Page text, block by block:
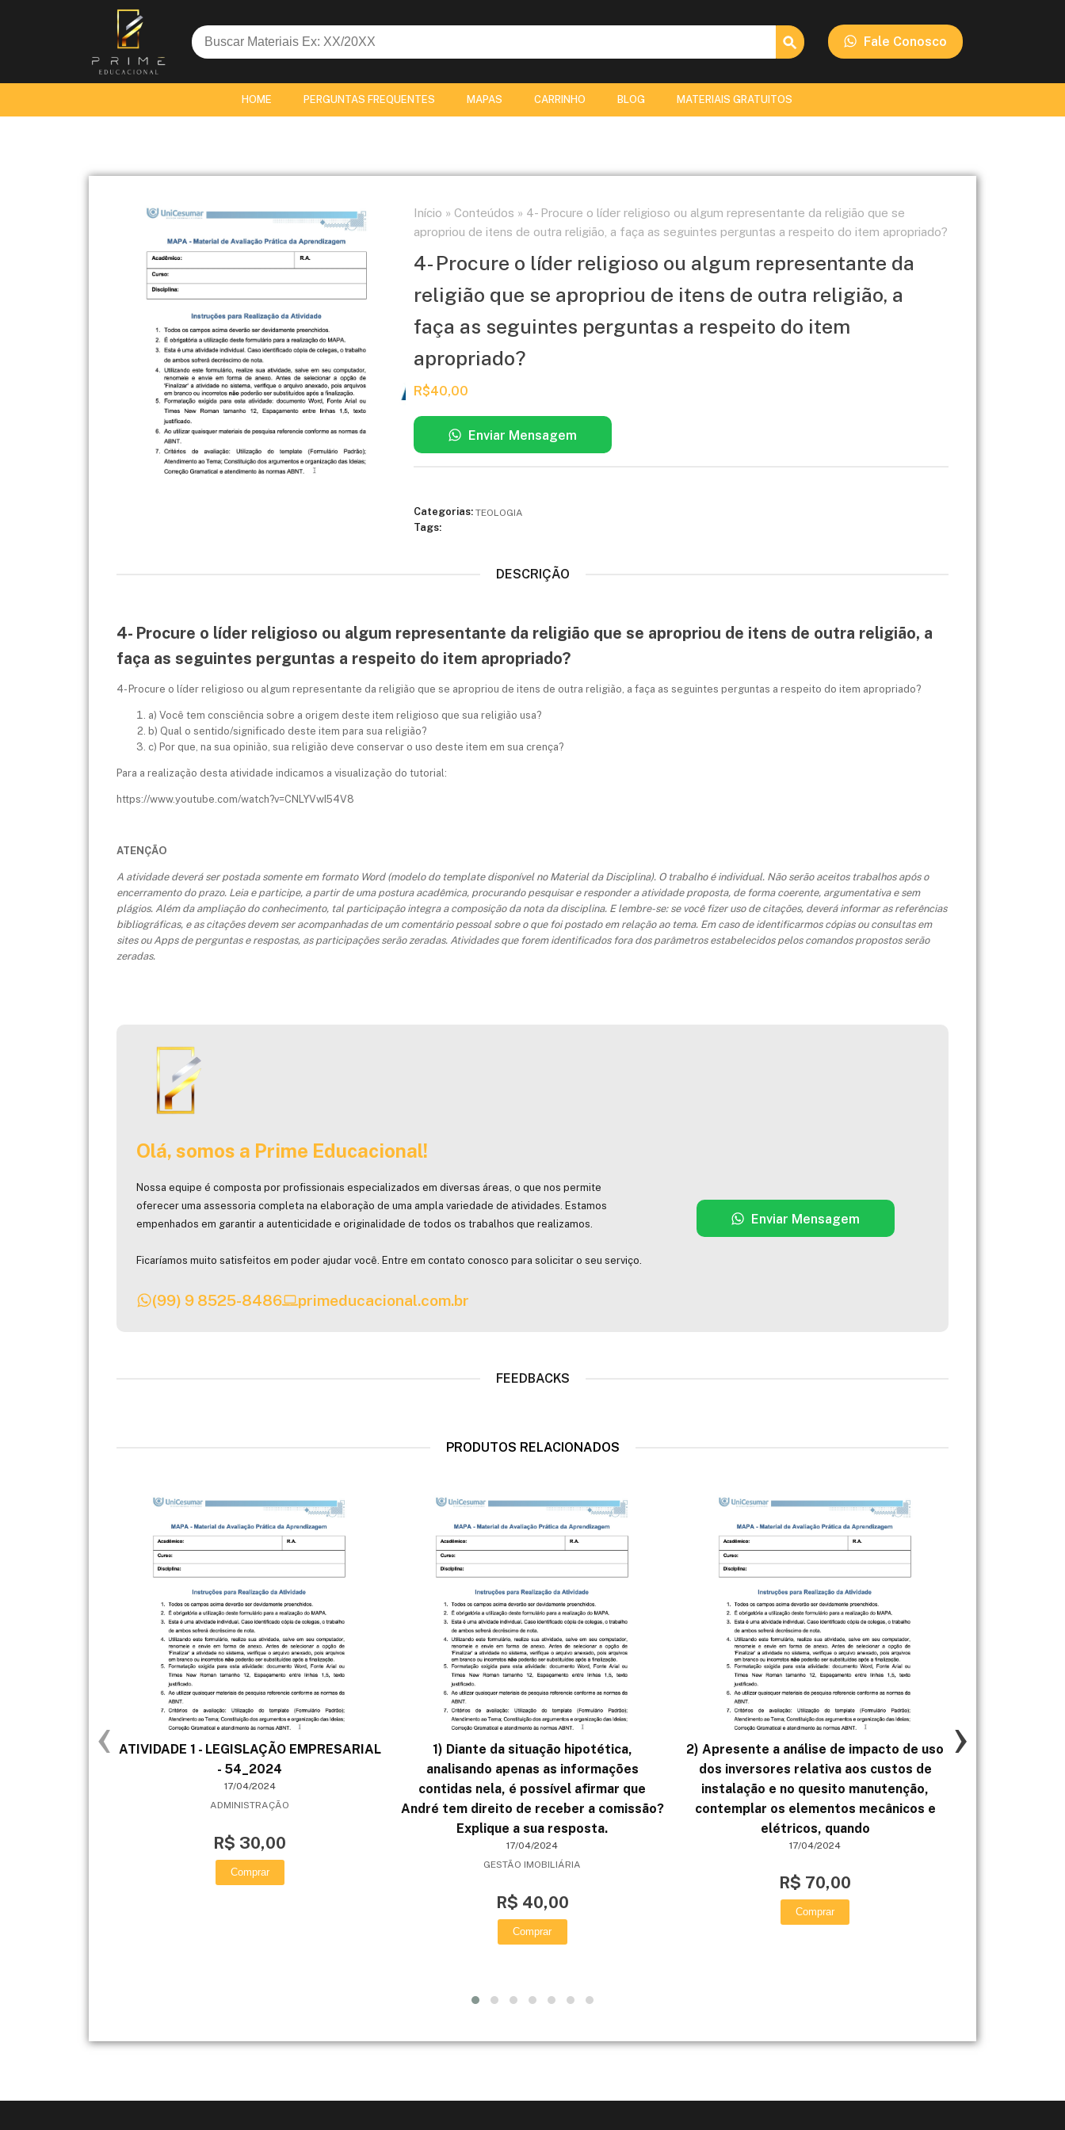
Search
for:
Search Button
Fale Conosco
HOME PERGUNTAS FREQUENTES MAPAS CARRINHO BLOG MATERIAIS GRATUITOS
Início » Conteúdos » 4- Procure o líder religioso ou algum representante da religião que se
apropriou de itens de outra religião, a faça as seguintes perguntas a respeito do item apropriado?
4- Procure o líder religioso ou algum representante da
religião que se apropriou de itens de outra religião, a
faça as seguintes perguntas a respeito do item
apropriado?
R$40,00
Enviar Mensagem
Categorias: TEOLOGIA
Tags:
DESCRIÇÃO
4- Procure o líder religioso ou algum representante da religião que se apropriou de itens de outra religião, a
faça as seguintes perguntas a respeito do item apropriado?
4- Procure o líder religioso ou algum representante da religião que se apropriou de itens de outra religião, a faça as seguintes perguntas a respeito do item apropriado?
a) Você tem consciência sobre a origem deste item religioso que sua religião usa?
b) Qual o sentido/significado deste item para sua religião?
c) Por que, na sua opinião, sua religião deve conservar o uso deste item em sua crença?
Para a realização desta atividade indicamos a visualização do tutorial:
https://www.youtube.com/watch?v=CNLYVwI54V8
ATENÇÃO
A atividade deverá ser postada somenteem formato Word (modelo do template disponível no Material da Disciplina). O trabalho é individual. Nãoserão aceitos trabalhos após o
encerramento do prazo. Leia e participe, a partir de uma postura acadêmica, procurando pesquisare respondera atividade proposta, de forma coerente, argumentativa e sem
plágios. Além da ampliação do conhecimento, tal participação integra a composição da nota da disciplina. E lembre-se: se você fizer uso de citações, deverá informar as referências
bibliográficas, e as citações devem ser acompanhadas de um comentário pessoal sobre o que foi postado em relação ao tema. Em caso de identificarmos cópias ou consultas em
sites ou Apps de perguntas e respostas, as participações serão zeradas. Atividades que forem identificados fora dos parâmetros estabelecidos pelos comandos propostos serão
zeradas.
Olá, somos a Prime Educacional!
Nossa equipe é composta por profissionais especializados em diversas áreas, o que nos permite
oferecer uma assessoria completa na elaboração de uma ampla variedade de atividades. Estamos
empenhados em garantir a autenticidade e originalidade de todos os trabalhos que realizamos.
Ficaríamos muito satisfeitos em poder ajudar você. Entre em contato conosco para solicitar o seu serviço.
(99) 9 8525-8486 primeducacional.com.br
Enviar Mensagem
FEEDBACKS
PRODUTOS RELACIONADOS
ATIVIDADE 1 - LEGISLAÇÃO EMPRESARIAL
- 54_2024
17/04/2024
ADMINISTRAÇÃO
R$ 30,00
Comprar
1) Diante da situação hipotética,
analisando apenas as informações
contidas nela, é possível afirmar que
André tem direito de receber a comissão?
Explique a sua resposta.
17/04/2024
GESTÃO IMOBILIÁRIA
R$ 40,00
Comprar
2) Apresente a análise de impacto de uso
dos inversores relativa aos custos de
instalação e no quesito manutenção,
contemplar os elementos mecânicos e
elétricos, quando
17/04/2024
R$ 70,00
Comprar
‹ ›